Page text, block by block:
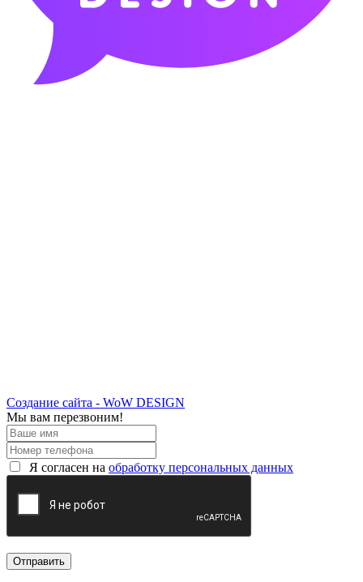
Создание сайта - WoW DESIGN
Мы вам перезвоним!
Я согласен на обработку персональных данных